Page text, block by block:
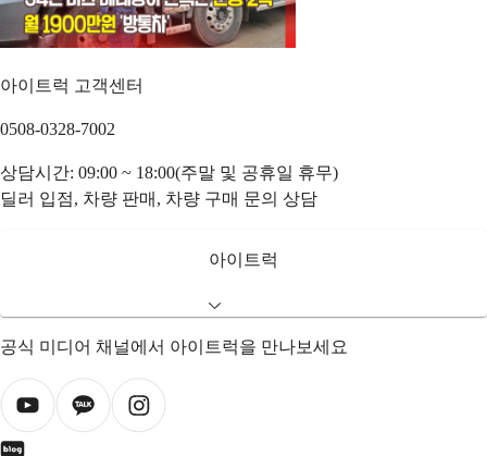
아이트럭 고객센터
0508-0328-7002
상담시간: 09:00 ~ 18:00(주말 및 공휴일 휴무)
딜러 입점, 차량 판매, 차량 구매 문의 상담
아이트럭
공식 미디어 채널에서 아이트럭을 만나보세요